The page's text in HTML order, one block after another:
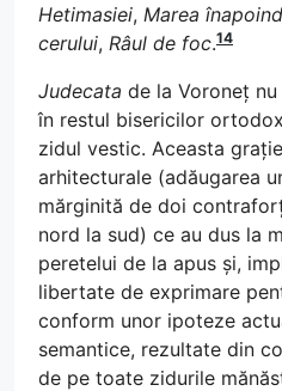
Hetimasiei, Marea
cerului, Râul de foc.14
Judecata de la Voroneț
în restul bisericilor
zidul vestic. Aceasta
arhitecturale (adăugarea
mărginită de doi
nord la sud) ce au dus la
peretelui de la apus și,
libertate de exprimare
conform unor ipoteze
semantice, rezultate din
de pe toate zidurile